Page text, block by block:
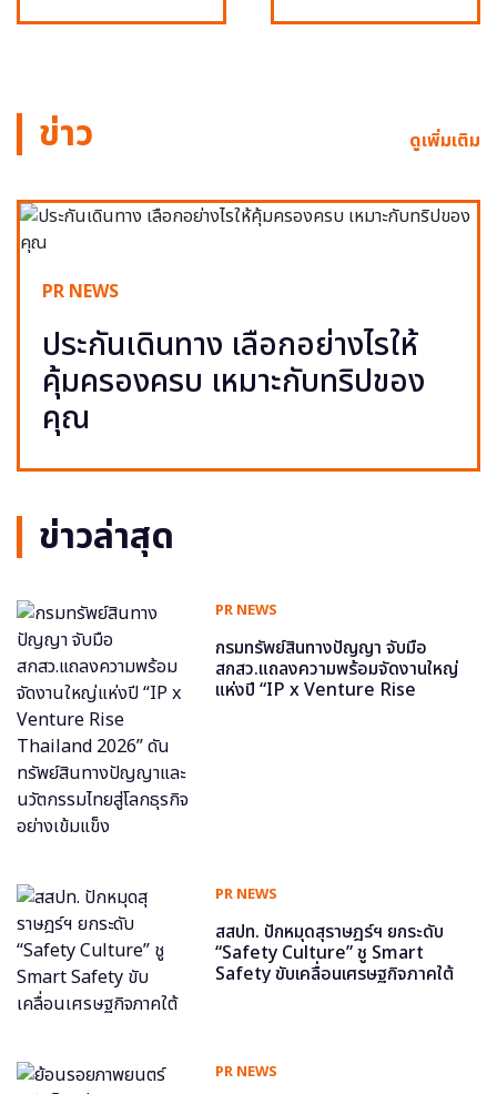
ข่าว ดูเพิ่มเติม
PR NEWS
ประกันเดินทาง เลือกอย่างไรให้
คุ้มครองครบ เหมาะกับทริปของ
คุณ
ข่าวล่าสุด
PR NEWS
กรมทรัพย์สินทางปัญญา จับมือ
สกสว.แถลงความพร้อมจัดงานใหญ่
แห่งปี “IP x Venture Rise
PR NEWS
สสปท. ปักหมุดสุราษฎร์ฯ ยกระดับ
“Safety Culture” ชู Smart
Safety ขับเคลื่อนเศรษฐกิจภาคใต้
PR NEWS